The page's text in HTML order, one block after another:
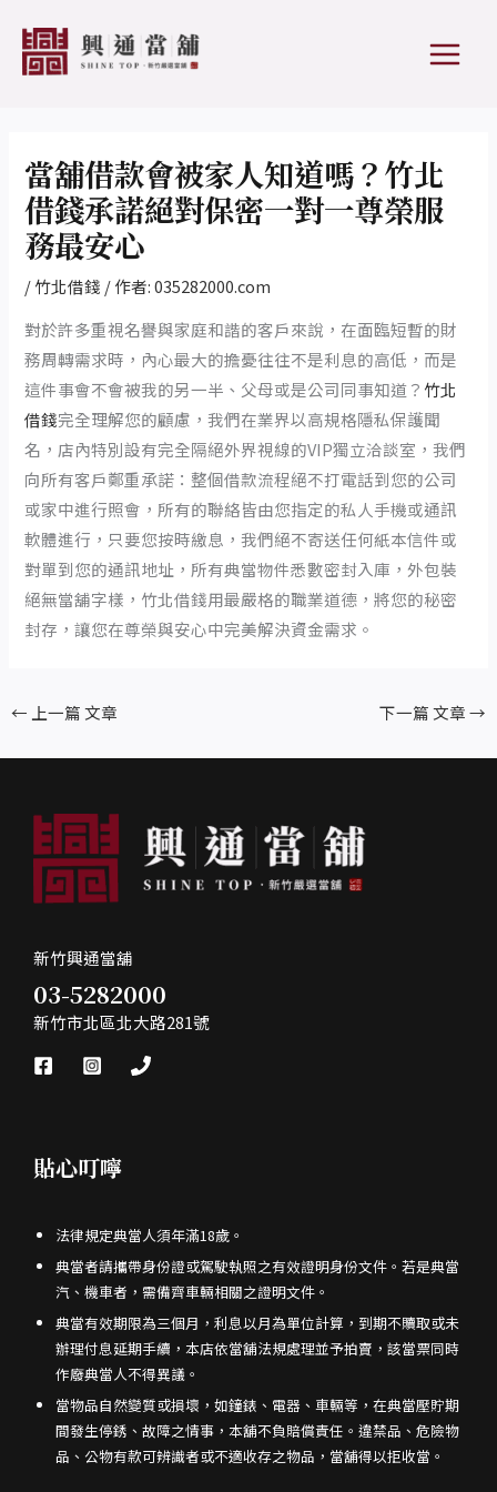
當舖借款會被家人知道嗎？竹北
借錢承諾絕對保密一對一尊榮服
務最安心
/竹北借錢 / 作者:035282000.com
對於許多重視名譽與家庭和諧的客戶來說，在面臨短暫的財
務周轉需求時，內心最大的擔憂往往不是利息的高低，而是
這件事會不會被我的另一半、父母或是公司同事知道？ 竹北
借錢完全理解您的顧慮，我們在業界以高規格隱私保護聞
名，店內特別設有完全隔絕外界視線的VIP獨立洽談室，我們
向所有客戶鄭重承諾：整個借款流程絕不打電話到您的公司
或家中進行照會，所有的聯絡皆由您指定的私人手機或通訊
軟體進行，只要您按時繳息，我們絕不寄送任何紙本信件或
對單到您的通訊地址，所有典當物件悉數密封入庫，外包裝
絕無當舖字樣，竹北借錢用最嚴格的職業道德，將您的秘密
封存，讓您在尊榮與安心中完美解決資金需求。
navigation
← 上一篇 文章 下一篇 文章→
新竹興通當舖
03-5282000
新竹市北區北大路281號
貼心叮嚀
法律規定典當人須年滿18歲。
典當者請攜帶身份證或駕駛執照之有效證明身份文件。若是典當
汽、機車者，需備齊車輛相關之證明文件。
典當有效期限為三個月，利息以月為單位計算，到期不贖取或未
辦理付息延期手續，本店依當舖法規處理並予拍賣，該當票同時
作廢典當人不得異議。
當物品自然變質或損壞，如鐘錶、電器、車輛等，在典當壓貯期
間發生停銹、故障之情事，本舖不負賠償責任。違禁品、危險物
品、公物有款可辨識者或不適收存之物品，當舖得以拒收當。